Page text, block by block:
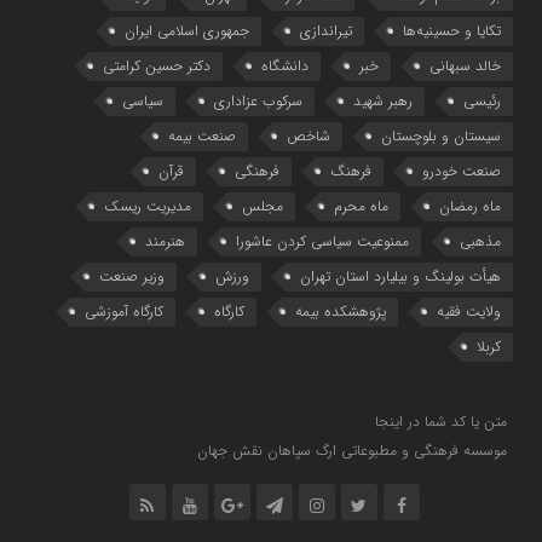
تکایا و حسینیه‌ها
تیراندازی
جمهوری اسلامی ایران
خالد سبهانی
خبر دانشگاه
دکتر حسین کرامتی
رئیسی
رهبر شهید سرکوب عزاداری
سیاسی
سیستان و بلوچستان
شاخص
صنعت بیمه
صنعت خودرو
فرهنگ فرهنگی
قرآن
ماه رمضان
ماه محرم مجلس
مدیریت ریسک
مذهبی
ممنوعیت سیاسی کردن عاشورا
هنرمند
هیأت بولینگ و بیلیارد استان تهران
ورزش
وزیر صنعت
ولایت فقیه
پژوهشکده بیمه کارگاه
کارگاه آموزشی
کربلا
متن یا کد شما در اینجا
موسسه فرهنگی و مطبوعاتی ارگ سپاهان نقش جهان